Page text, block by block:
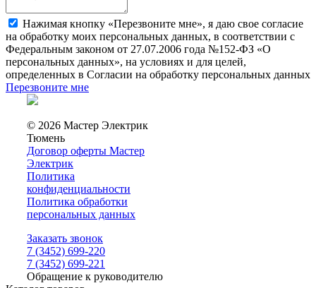
Нажимая кнопку «Перезвоните мне», я даю свое согласие
на обработку моих персональных данных, в соответствии с
Федеральным законом от 27.07.2006 года №152-ФЗ «О
персональных данных», на условиях и для целей,
определенных в Согласии на обработку персональных данных
Перезвоните мне
© 2026 Мастер Электрик
Тюмень
Договор оферты Мастер
Электрик
Политика
конфиденциальности
Политика обработки
персональных данных
Заказать звонок
7 (3452) 699-220
7 (3452) 699-221
Обращение к руководителю